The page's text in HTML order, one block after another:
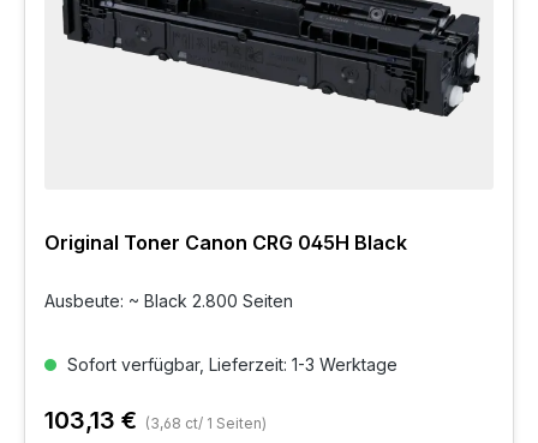
Original Toner Canon CRG 045H Black
Ausbeute: ~ Black 2.800 Seiten
Sofort verfügbar, Lieferzeit: 1-3 Werktage
103,13 € (3,68 ct/ 1 Seiten)